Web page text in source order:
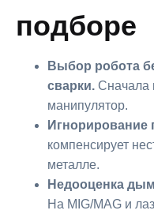
подборе
Выбор робота
сварки. Сначала
манипулятор.
Игнорирование
компенсирует
металле.
Недооценка
На MIG/MAG и